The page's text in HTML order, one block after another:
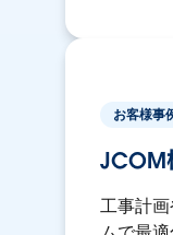
お客様事
JCOM
工事計